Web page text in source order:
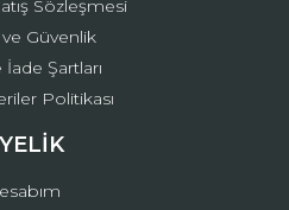
Sözleşmesi
ve Güvenlik
Şartları
Politikası